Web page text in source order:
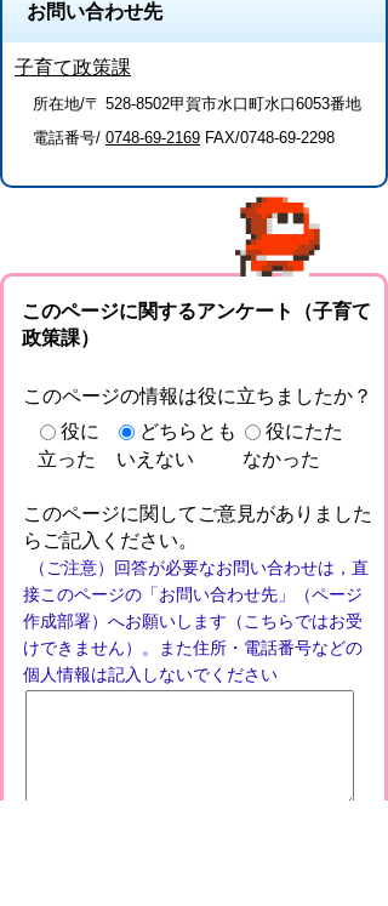
お問い合わせ先
子育て政策課
所在地/〒 528-8502甲賀市水口町水口6053番地
電話番号/ 0748-69-2169 FAX/0748-69-2298
このページに関するアンケート（子育て
政策課）
このページの情報は役に立ちましたか？
役に
立った
どちらとも
いえない
役にたた
なかった
このページに関してご意見がありました
らご記入ください。
（ご注意）回答が必要なお問い合わせは，直
接このページの「お問い合わせ先」（ページ
作成部署）へお願いします（こちらではお受
けできません）。また住所・電話番号などの
個人情報は記入しないでください